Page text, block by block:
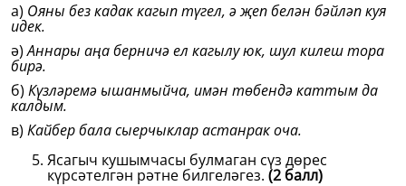
а) Ояны без кадак кагып түгел, ә җеп белән бәйләп куя
идек.
ә)Аннары аңа берничә ел кагылу юк, шул килеш тора
бирә.
б) Күзләремә ышанмыйча, имән төбендә каттым да
калдым.
в) Кайбер бала сыерчыклар астанрак оча.
Ясагыч кушымчасы булмаган сүз дөрес
күрсәтелгән рәтне билгеләгез. (2 балл)